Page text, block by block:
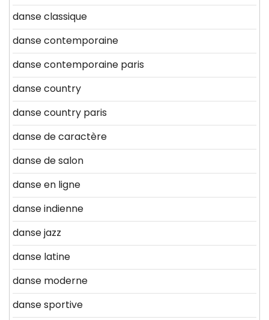
danse classique
danse contemporaine
danse contemporaine paris
danse country
danse country paris
danse de caractère
danse de salon
danse en ligne
danse indienne
danse jazz
danse latine
danse moderne
danse sportive